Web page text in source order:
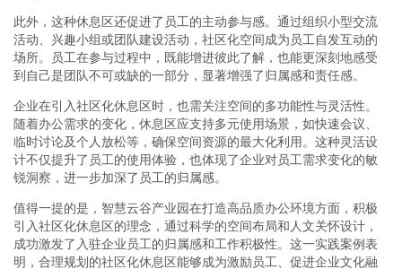
此外，这种休息区还促进了员工的主动参与感。通过组织小型交流
活动、兴趣小组或团队建设活动，社区化空间成为员工自发互动的
场所。员工在参与过程中，既能增进彼此了解，也能更深刻地感受
到自己是团队不可或缺的一部分，显著增强了归属感和责任感。
企业在引入社区化休息区时，也需关注空间的多功能性与灵活性。
随着办公需求的变化，休息区应支持多元使用场景，如快速会议、
临时讨论及个人放松等，确保空间资源的最大化利用。这种灵活设
计不仅提升了员工的使用体验，也体现了企业对员工需求变化的敏
锐洞察，进一步加深了员工的归属感。
值得一提的是，智慧云谷产业园在打造高品质办公环境方面，积极
引入社区化休息区的理念，通过科学的空间布局和人文关怀设计，
成功激发了入驻企业员工的归属感和工作积极性。这一实践案例表
明，合理规划的社区化休息区能够成为激励员工、促进企业文化融